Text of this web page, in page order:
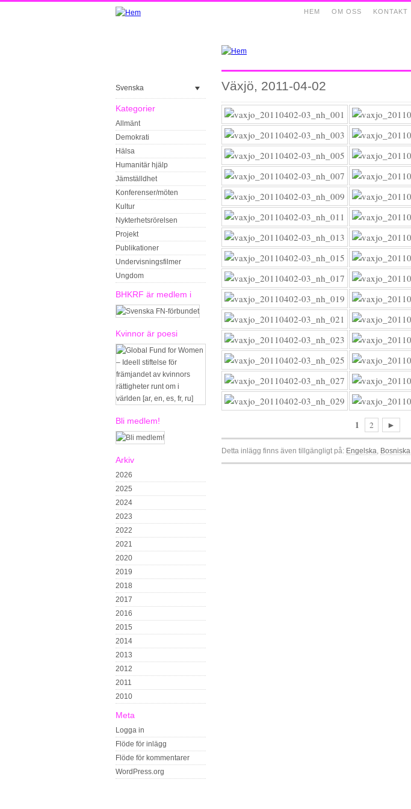
KONTAKT
OM OSS
HEM
Svenska
Kategorier
Allmänt
Demokrati
Hälsa
Humanitär hjälp
Jämställdhet
Konferenser/möten
Kultur
Nykterhetsrörelsen
Projekt
Publikationer
Undervisningsfilmer
Ungdom
BHKRF är medlem i
Kvinnor är poesi
Bli medlem!
Arkiv
2026
2025
2024
2023
2022
2021
2020
2019
2018
2017
2016
2015
2014
2013
2012
2011
2010
Meta
Logga in
Flöde för inlägg
Flöde för kommentarer
WordPress.org
Växjö, 2011-04-02
1 2 ►
Detta inlägg finns även tillgängligt på: Engelska Bosniska